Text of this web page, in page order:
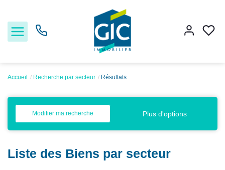
Acheter
Louer
Estimer
Accueil Recherche par secteur Résultats
Modifier ma recherche Plus d'options
Liste des Biens par secteur